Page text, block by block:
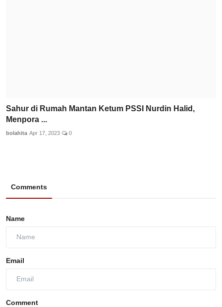
Sahur di Rumah Mantan Ketum PSSI Nurdin Halid,
Menpora ...
bolahita Apr 17, 2023 0
Comments
Name
Email
Comment